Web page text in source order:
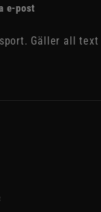
e-post
Gäller all text